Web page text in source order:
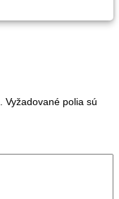
Vyžadované polia sú